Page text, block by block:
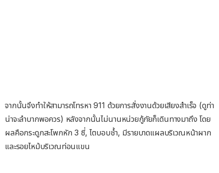
จากนั้นจึงทำให้สามารถโทรหา 911 ด้วยการสั่งงานด้วยเสียงสำเร็จ (ดูท่า
น่าจะลำบากพอควร) หลังจากนั้นไม่นานหน่วยกู้ภัยก็เดินทางมาถึง โดย
ผลคือกระดูกสะโพกหัก 3 ซี่, ไตบอบช้ำ, มีรายบาดแผลบริเวณหน้าผาก
และรอยไหม้บริเวณท่อนแขน